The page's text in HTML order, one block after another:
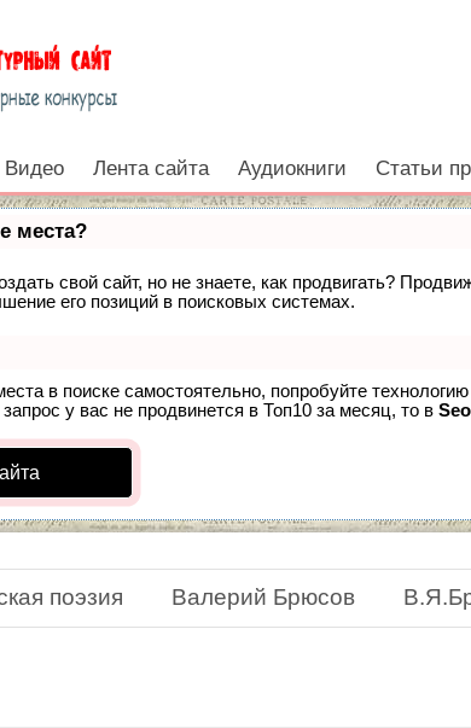
Видео Лента сайта Аудиокниги Статьи
места?
свой сайт, но не знаете, как продвигать?
его позиций в поисковых системах.
в поиске самостоятельно, попробуйте технологию
у вас не продвинется в Топ10 за месяц, то в
поэзия Валерий Брюсов